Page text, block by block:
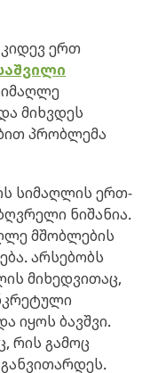
ერთ
მიხვდეს
პრობლემა
სიმაღლის ერთ-
ნიშანია.
მშობლების
არსებობს
მიხედვითაც,
იყოს ბავშვი.
რის გამოც